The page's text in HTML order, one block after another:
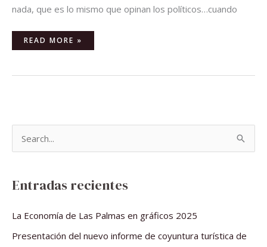
nada, que es lo mismo que opinan los políticos…cuando
READ MORE »
a
r
Entradas recientes
La Economía de Las Palmas en gráficos 2025
Presentación del nuevo informe de coyuntura turística de